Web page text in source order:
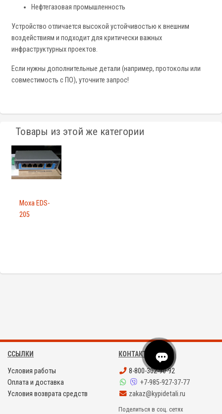
Нефтегазовая промышленность
Устройство отличается высокой устойчивостью к внешним
воздействиям и подходит для критически важных
инфраструктурных проектов.
Если нужны дополнительные детали (например, протоколы или
совместимость с ПО), уточните запрос!
Товары из этой же категории
Moxa EDS-
205
ССЫЛКИ
Условия работы
Оплата и доставка
Условия возврата средств
КОНТАКТЫ
8-800-302-90-92
+7-985-927-37-77
zakaz@kypidetali.ru
Поделиться в соц. сетях